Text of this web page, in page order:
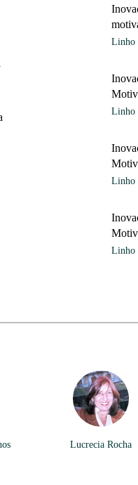
Linho
Linho
Linho
Linho
Lucrecia Rocha